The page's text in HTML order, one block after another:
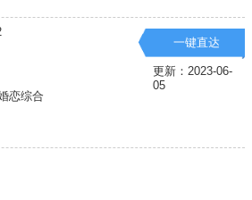
恋综合
一键直达
更新：2023-06-
05